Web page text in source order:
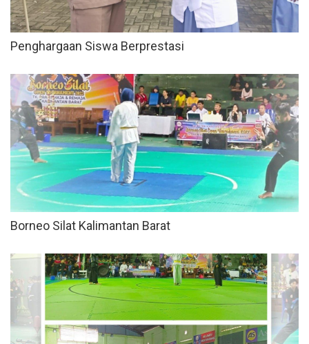
Penghargaan Siswa Berprestasi
Borneo Silat Kalimantan Barat